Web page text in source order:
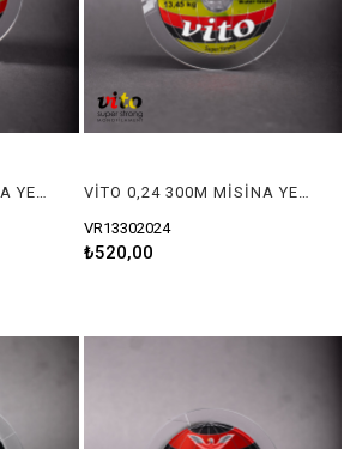
VİTO 0,22 300M MİSİNA YEŞİL
VİTO 0,24 300M MİSİNA YEŞİL
VR13302024
₺520,00